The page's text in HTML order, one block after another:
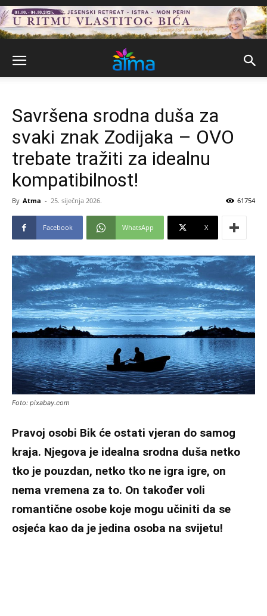
Savršena srodna duša za
svaki znak Zodijaka – OVO
trebate tražiti za idealnu
kompatibilnost!
By Atma - 25. siječnja 2026. 61754
Facebook WhatsApp X
Foto: pixabay.com
Pravoj osobi Bik će ostati vjeran do samog
kraja. Njegova je idealna srodna duša netko
tko je pouzdan, netko tko ne igra igre, on
nema vremena za to. On također voli
romantične osobe koje mogu učiniti da se
osjeća kao da je jedina osoba na svijetu!